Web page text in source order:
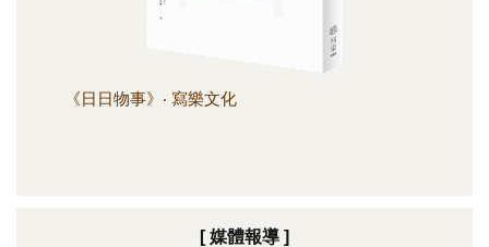
《日日物事》‧ 寫樂文化
[ 媒體報導 ]